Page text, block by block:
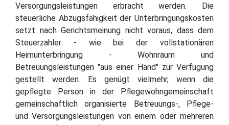
Versorgungsleistungen erbracht werden. Die
steuerliche Abzugsfähigkeit der Unterbringungskosten
setzt nach Gerichtsmeinung nicht voraus, dass dem
Steuerzahler - wie bei der vollstationären
Heimunterbringung - Wohnraum und
Betreuungsleistungen "aus einer Hand" zur Verfügung
gestellt werden. Es genügt vielmehr, wenn die
gepflegte Person in der Pflegewohngemeinschaft
gemeinschaftlich organisierte Betreuungs-, Pflege-
und Versorgungsleistungen von einem oder mehreren